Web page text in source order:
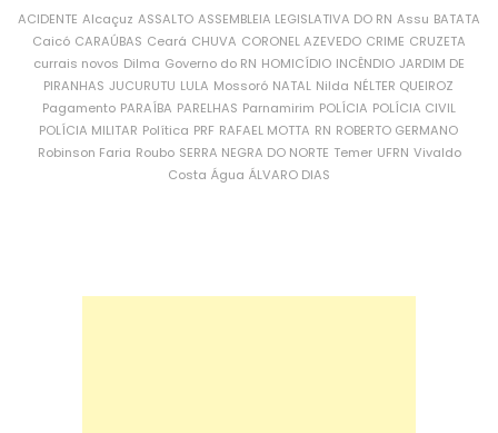
ACIDENTE Alcaçuz ASSALTO ASSEMBLEIA LEGISLATIVA DO RN Assu BATATA
Caicó CARAÚBAS Ceará CHUVA CORONEL AZEVEDO CRIME CRUZETA
currais novos Dilma Governo do RN HOMICÍDIO INCÊNDIO JARDIM DE
PIRANHAS JUCURUTU LULA Mossoró NATAL Nilda NÉLTER QUEIROZ
Pagamento PARAÍBA PARELHAS Parnamirim POLÍCIA POLÍCIA CIVIL
POLÍCIA MILITAR Política PRF RAFAEL MOTTA RN ROBERTO GERMANO
Robinson Faria Roubo SERRA NEGRA DO NORTE Temer UFRN Vivaldo
Costa Água ÁLVARO DIAS